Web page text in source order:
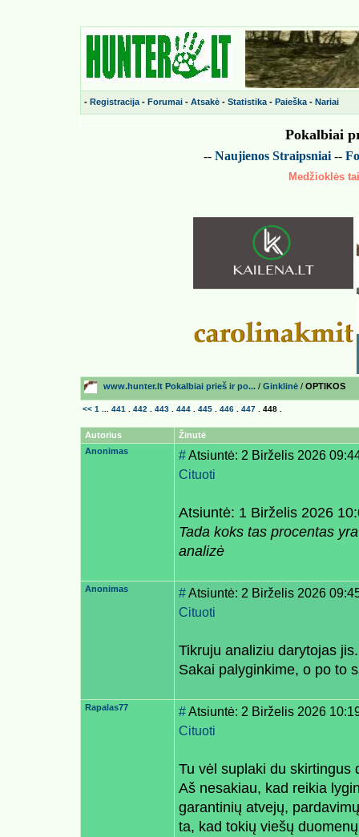
- Registracija - Forumai - Atsakė - Statistika - Paieška - Nariai
Pokalbiai
-- Naujienos Straipsniai --
Medžioklės
www.hunter.lt Pokalbiai prieš ir po... / Ginklinė / OPTIKOS
<< 1 441 442 443 444 445 446 447 448
Autorius
Žinutė
Anonimas
#Atsiuntė: 2 Birželis 2026
Cituoti
Atsiuntė: 1 Birželis 2026
Tada koks tas procentas
analizė
Anonimas #Atsiuntė: 2 Birželis 2026
Cituoti
Tikruju analiziu darytojas jis.
Sakai palyginkime, o po to
Rapalas77 #Atsiuntė: 2 Birželis 2026
Cituoti
Tu vėl suplaki du skirtingus
Aš nesakiau, kad reikia
garantinių atvejų,
ta, kad tokių viešų